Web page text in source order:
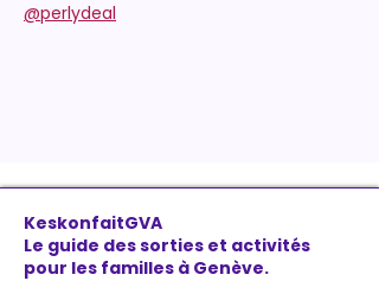
@perlydeal
KeskonfaitGVA
Le guide des sorties et activités
pour les familles à Genève.